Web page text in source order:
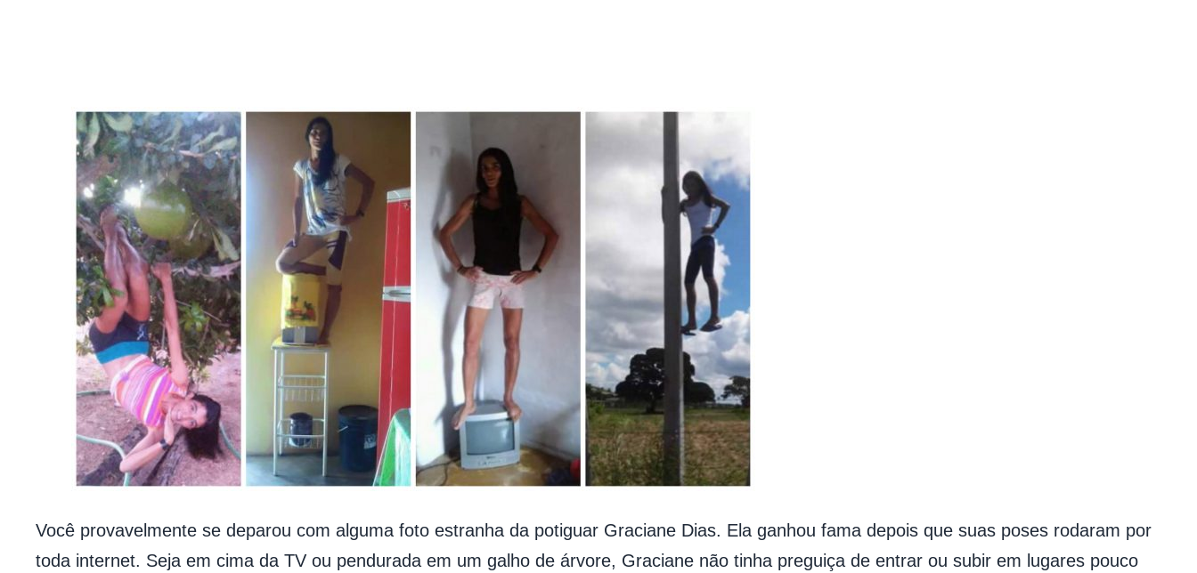
Você provavelmente se deparou com alguma foto estranha da potiguar Graciane Dias. Ela ganhou fama depois que suas poses rodaram por
toda internet. Seja em cima da TV ou pendurada em um galho de árvore, Graciane não tinha preguiça de entrar ou subir em lugares pouco